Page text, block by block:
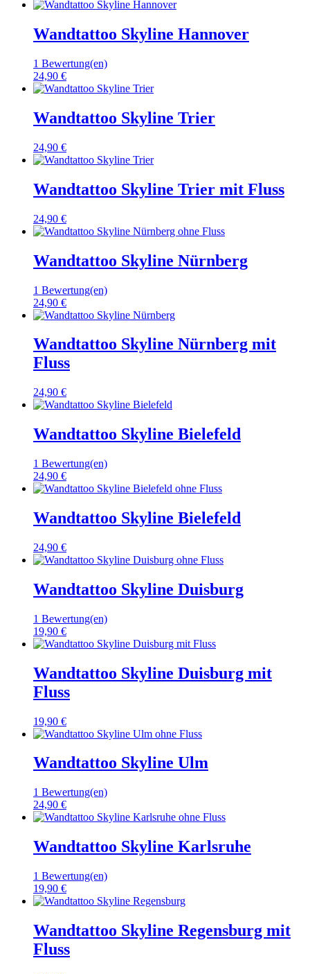
Wandtattoo Skyline Hannover
1 Bewertung(en)
24,90 €
Wandtattoo Skyline Trier
24,90 €
Wandtattoo Skyline Trier mit Fluss
24,90 €
Wandtattoo Skyline Nürnberg
1 Bewertung(en)
24,90 €
Wandtattoo Skyline Nürnberg mit
Fluss
24,90 €
Wandtattoo Skyline Bielefeld
1 Bewertung(en)
24,90 €
Wandtattoo Skyline Bielefeld
24,90 €
Wandtattoo Skyline Duisburg
1 Bewertung(en)
19,90 €
Wandtattoo Skyline Duisburg mit
Fluss
19,90 €
Wandtattoo Skyline Ulm
1 Bewertung(en)
24,90 €
Wandtattoo Skyline Karlsruhe
1 Bewertung(en)
19,90 €
Wandtattoo Skyline Regensburg mit
Fluss